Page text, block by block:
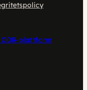
ODR-plattform